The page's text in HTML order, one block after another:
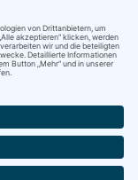
Uhr
- 15:00 Uhr